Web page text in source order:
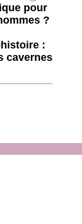
pour
?
:
cavernes